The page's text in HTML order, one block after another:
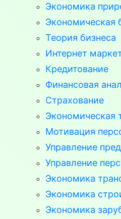
Экономика
Экономическая
Теория бизнеса
Интернет
Кредитование
Финансовая
Страхование
Экономическая
Мотивация
Управление
Управление
Экономика
Экономика
Экономика